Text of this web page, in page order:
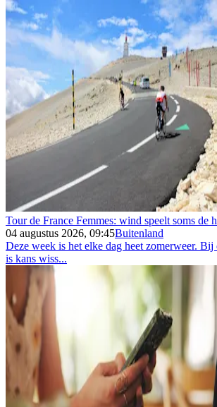
Tour de France Femmes: wind speelt soms de
04 augustus 2026, 09:45Buitenland
Deze week is het elke dag heet zomerweer.
is kans wiss...